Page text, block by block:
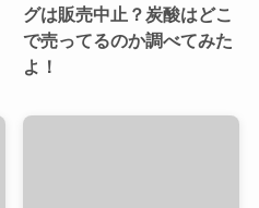
グは販売中止？炭酸はどこ
で売ってるのか調べてみた
よ！